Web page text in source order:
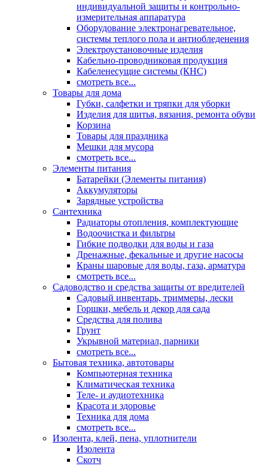
индивидуальной защиты и контрольно-
измерительная аппаратура
Оборудование электронагревательное,
системы теплого пола и антиобледенения
Электроустановочные изделия
Кабельно-проводниковая продукция
Кабеленесущие системы (КНС)
смотреть все...
Товары для дома
Губки, салфетки и тряпки для уборки
Изделия для шитья, вязания, ремонта обуви
Корзина
Товары для праздника
Мешки для мусора
смотреть все...
Элементы питания
Батарейки (Элементы питания)
Аккумуляторы
Зарядные устройства
Сантехника
Радиаторы отопления, комплектующие
Водоочистка и фильтры
Гибкие подводки для воды и газа
Дренажные, фекальные и другие насосы
Краны шаровые для воды, газа, арматура
смотреть все...
Садоводство и средства защиты от вредителей
Садовый инвентарь, триммеры, лески
Горшки, мебель и декор для сада
Средства для полива
Грунт
Укрывной материал, парники
смотреть все...
Бытовая техника, автотовары
Компьютерная техника
Климатическая техника
Теле- и аудиотехника
Красота и здоровье
Техника для дома
смотреть все...
Изолента, клей, пена, уплотнители
Изолента
Скотч